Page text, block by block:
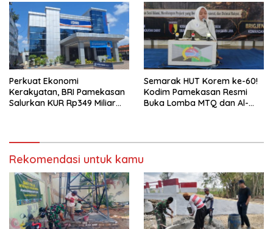
Perkuat Ekonomi
Kerakyatan, BRI Pamekasan
Salurkan KUR Rp349 Miliar
Semarak HUT Korem ke-60!
Kodim Pamekasan Resmi
Buka Lomba MTQ dan Al-
Rekomendasi untuk kamu